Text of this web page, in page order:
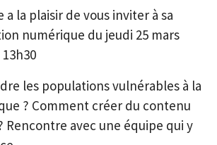
la plaisir de vous inviter à sa
numérique du jeudi 25 mars
les populations vulnérables à la
? Comment créer du contenu
Rencontre avec une équipe qui y